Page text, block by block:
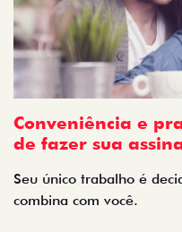
Conveniência e
de fazer sua
Seu único trabalho é
combina com você.